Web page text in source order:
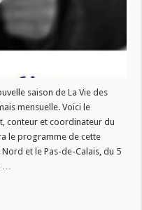
saison de La Vie des
mensuelle. Voici le
conteur et coordinateur du
le programme de cette
et le Pas-de-Calais, du 5
…